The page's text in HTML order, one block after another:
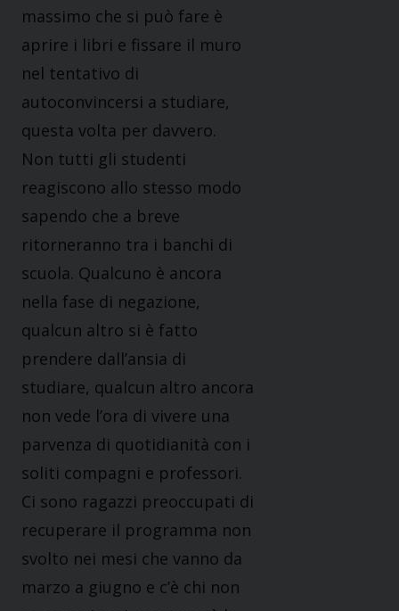
massimo che si può fare è
aprire i libri e fissare il muro
nel tentativo di
autoconvincersi a studiare,
questa volta per davvero.
Non tutti gli studenti
reagiscono allo stesso modo
sapendo che a breve
ritorneranno tra i banchi di
scuola. Qualcuno è ancora
nella fase di negazione,
qualcun altro si è fatto
prendere dall’ansia di
studiare, qualcun altro ancora
non vede l’ora di vivere una
parvenza di quotidianità con i
soliti compagni e professori.
Ci sono ragazzi preoccupati di
recuperare il programma non
svolto nei mesi che vanno da
marzo a giugno e c’è chi non